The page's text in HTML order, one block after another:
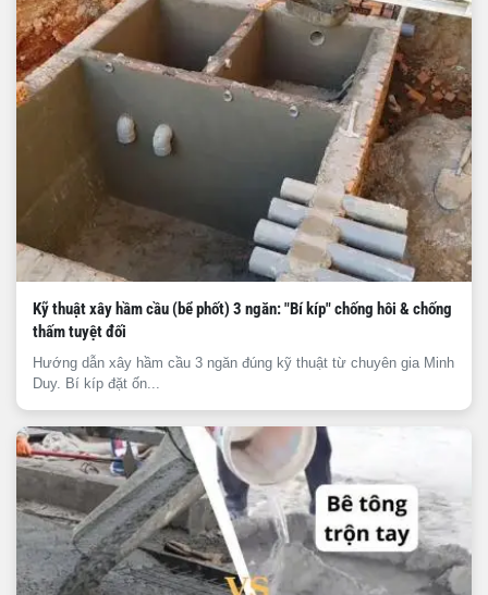
Kỹ thuật xây hầm cầu (bể phốt) 3 ngăn: "Bí kíp" chống hôi & chống
thấm tuyệt đối
Hướng dẫn xây hầm cầu 3 ngăn đúng kỹ thuật từ chuyên gia Minh
Duy. Bí kíp đặt ốn...